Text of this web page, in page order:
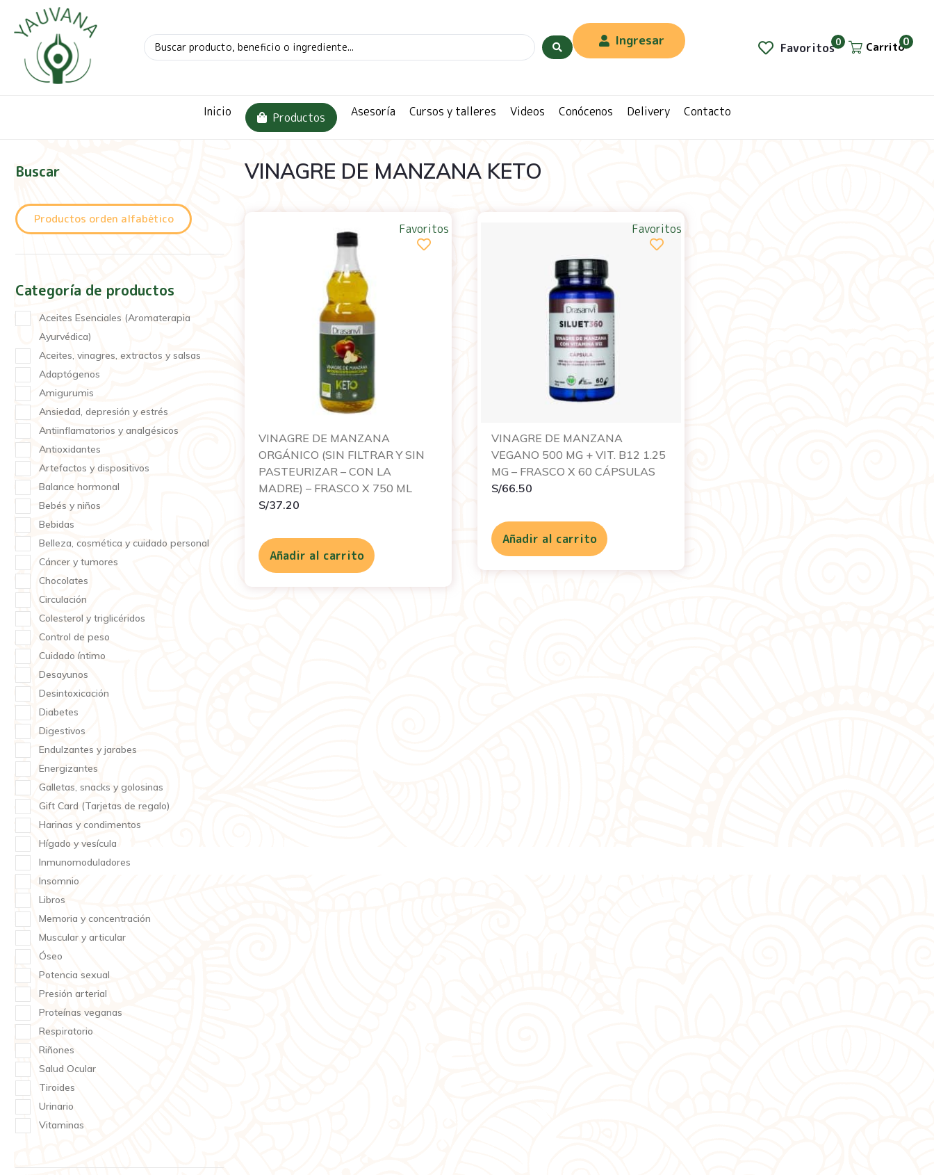
Ingresar Favoritos0 Carrito0
Inicio Productos Asesoría Cursos y talleres Videos Conócenos Delivery Contacto
Buscar
Productos orden alfabético
Categoría de productos
Aceites Esenciales (Aromaterapia
Ayurvédica)
Aceites, vinagres, extractos y salsas
Adaptógenos
Amigurumis
Ansiedad, depresión y estrés
Antiinflamatorios y analgésicos
Antioxidantes
Artefactos y dispositivos
Balance hormonal
Bebés y niños
Bebidas
Belleza, cosmética y cuidado personal
Cáncer y tumores
Chocolates
Circulación
Colesterol y triglicéridos
Control de peso
Cuidado íntimo
Desayunos
Desintoxicación
Diabetes
Digestivos
Endulzantes y jarabes
Energizantes
Galletas, snacks y golosinas
Gift Card (Tarjetas de regalo)
Harinas y condimentos
Hígado y vesícula
Inmunomoduladores
Insomnio
Libros
Memoria y concentración
Muscular y articular
Óseo
Potencia sexual
Presión arterial
Proteínas veganas
Respiratorio
Riñones
Salud Ocular
Tiroides
Urinario
Vitaminas
VINAGRE DE MANZANA KETO
VINAGRE DE MANZANA
ORGÁNICO (SIN FILTRAR Y SIN
PASTEURIZAR – CON LA
MADRE) – FRASCO X 750 ML
S/37.20
Añadir al carrito
Favoritos
VINAGRE DE MANZANA
VEGANO 500 MG + VIT. B12 1.25
MG – FRASCO X 60 CÁPSULAS
S/66.50
Añadir al carrito
Favoritos